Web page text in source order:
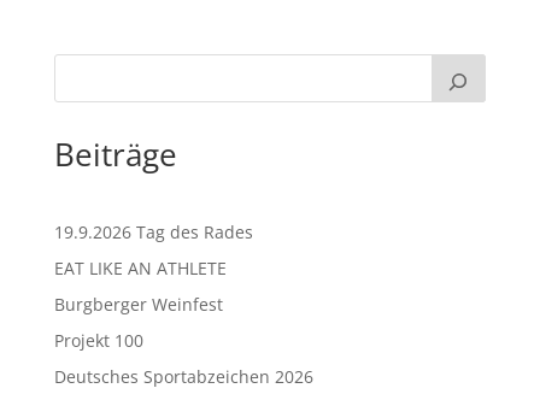
Beiträge
19.9.2026 Tag des Rades
EAT LIKE AN ATHLETE
Burgberger Weinfest
Projekt 100
Deutsches Sportabzeichen 2026